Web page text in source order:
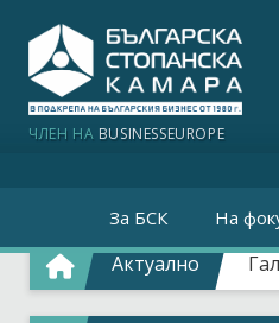
ЧЛЕН НА BUSINESSEUROPE
За БСК На
Актуално